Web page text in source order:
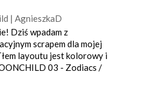
| AgnieszkaD
Dziś wpadam z
scrapem dla mojej
layoutu jest kolorowy i
03 - Zodiacs /